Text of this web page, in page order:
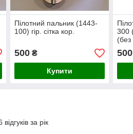
Пілотний пальник (1443-
100) гір. сітка кор.
500₴
Купити
300
500
за рік